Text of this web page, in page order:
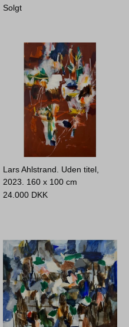
Solgt
Lars Ahlstrand. Uden titel,
2023. 160 x 100 cm
24.000 DKK